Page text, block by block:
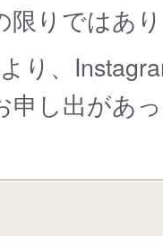
限りではあ
より、
申し出があ